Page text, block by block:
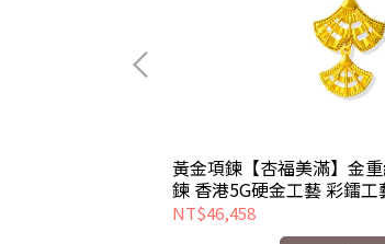
黃金項鍊【杏福美滿】金
鍊 香港5G硬金
NT$46,458